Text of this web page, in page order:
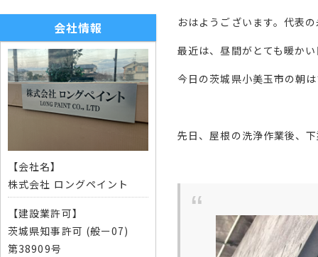
おはようございます。代表
最近は、昼間がとても暖か
今日の茨城県小美玉市の朝
先日、屋根の洗浄作業後、
会社情報
【会社名】
株式会社 ロングペイント
【建設業許可】
茨城県知事許可 (般ー07)
第38909号